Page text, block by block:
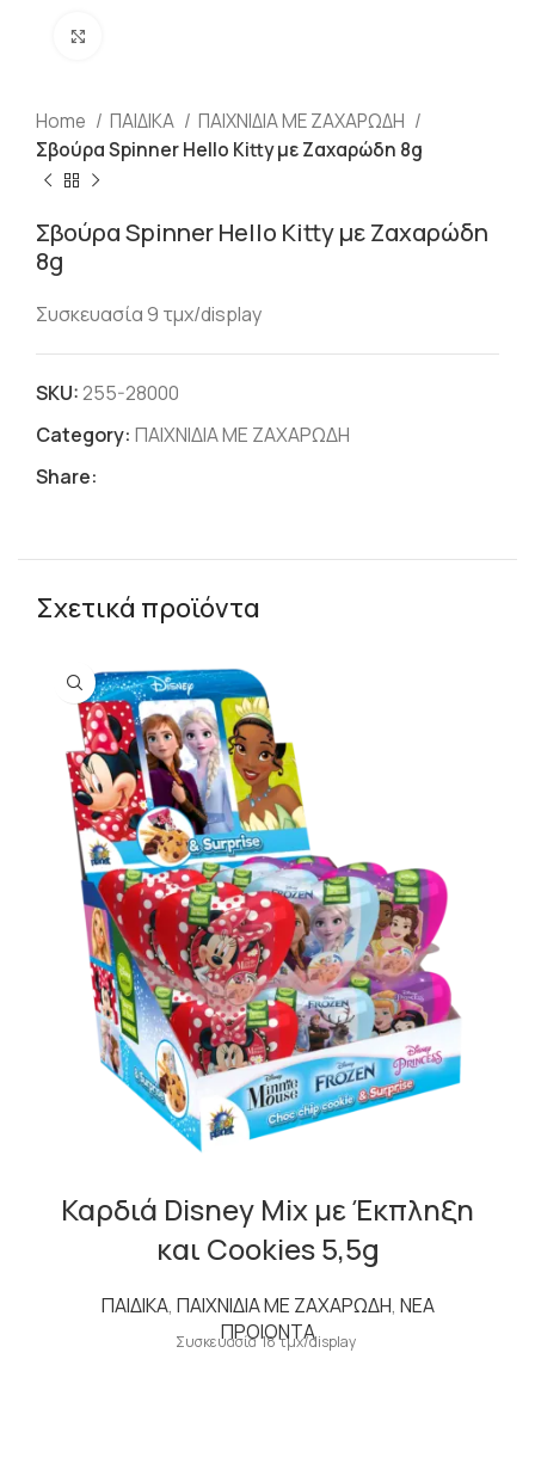
Home ΠΑΙΔΙΚΑ
ΠΑΙΧΝΙΔΙΑ ΜΕ ΖΑΧΑΡΩΔΗ
Σβούρα Spinner Hello Kitty με Ζαχαρώδη 8g
Σβούρα Spinner Hello Kitty με Ζαχαρώδη
8g
Συσκευασία 9 τμχ/display
SKU:255-28000
Category: ΠΑΙΧΝΙΔΙΑ ΜΕ ΖΑΧΑΡΩΔΗ
Share:
Σχετικά προϊόντα
Καρδιά Disney Mix με Έκπληξη
και Cookies 5,5g
ΠΑΙΔΙΚΑ, ΠΑΙΧΝΙΔΙΑ ΜΕ ΖΑΧΑΡΩΔΗ, ΝΕΑ
ΠΡΟΙΟΝΤΑ
Συσκευασία 18 τμχ/display